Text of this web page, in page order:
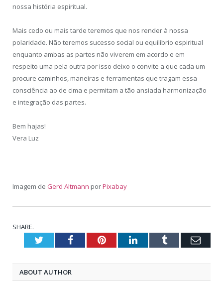
nossa história espiritual.
Mais cedo ou mais tarde teremos que nos render à nossa
polaridade. Não teremos sucesso social ou equilíbrio espiritual
enquanto ambas as partes não viverem em acordo e em
respeito uma pela outra por isso deixo o convite a que cada um
procure caminhos, maneiras e ferramentas que tragam essa
consciência ao de cima e permitam a tão ansiada harmonização
e integração das partes.
Bem hajas!
Vera Luz
Imagem de Gerd Altmann porPixabay
SHARE.
TwitterFacebookPinterestLinkedInTumblr
ABOUT AUTHOR